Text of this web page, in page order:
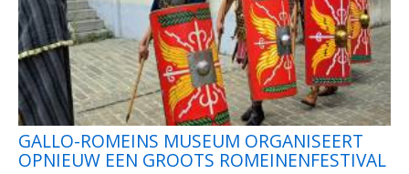
GALLO-ROMEINS MUSEUM ORGANISEERT
OPNIEUW EEN GROOTS ROMEINENFESTIVAL